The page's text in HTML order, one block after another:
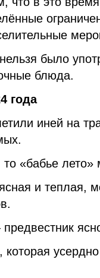
было
блюда.
года
иней на
«бабье лето»
и теплая,